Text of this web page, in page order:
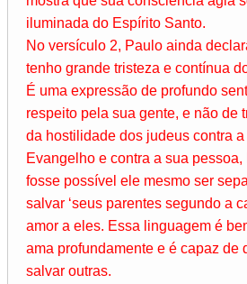
iluminada do Espírito Santo.
No versículo 2, Paulo ainda
tenho grande tristeza e contínua
É uma expressão de profundo
respeito pela sua gente, e não de
da hostilidade dos judeus contra
Evangelho e contra a sua
fosse possível ele mesmo ser
salvar ‘seus parentes segundo a
amor a eles. Essa linguagem é
ama profundamente e é capaz de
salvar outras.